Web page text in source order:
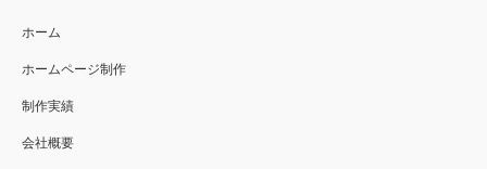
ホーム
ホームページ制作
制作実績
会社概要